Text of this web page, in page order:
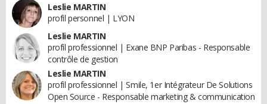
Leslie MARTIN
profil personnel | LYON
Leslie MARTIN
profil professionnel | Exane BNP Paribas - Responsable
contrôle de gestion
Leslie MARTIN
profil professionnel | Smile, 1er Intégrateur De Solutions
Open Source - Responsable marketing & communication